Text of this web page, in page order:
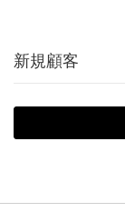
新規顧客